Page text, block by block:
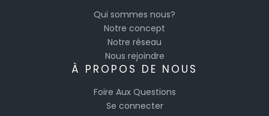
Qui sommes nous?
Notre concept
Notre réseau
Nous rejoindre
À PROPOS DE NOUS
Foire Aux Questions
Se connecter